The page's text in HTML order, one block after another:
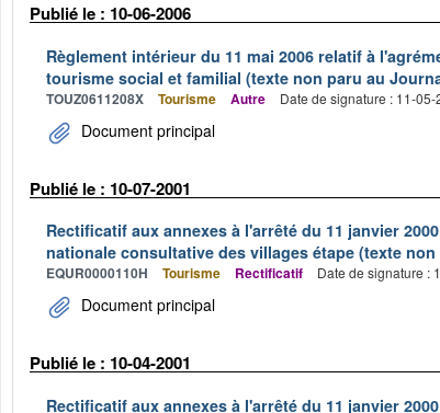
Publié le : 10-06-2006
Règlement intérieur du 11 mai 2006 relatif à
tourisme social et familial (texte non paru au
TOUZ0611208X Tourisme Autre Date de signature : 11-05-
Document principal
Publié le : 10-07-2001
Rectificatif aux annexes à l'arrêté du 11 janvier
nationale consultative des villages étape (texte
EQUR0000110H Tourisme Rectificatif Date de signature :
Document principal
Publié le : 10-04-2001
Rectificatif aux annexes à l'arrêté du 11 janvier